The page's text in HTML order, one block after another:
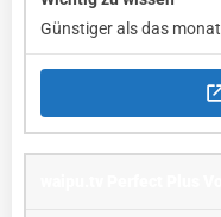
Günstiger als das